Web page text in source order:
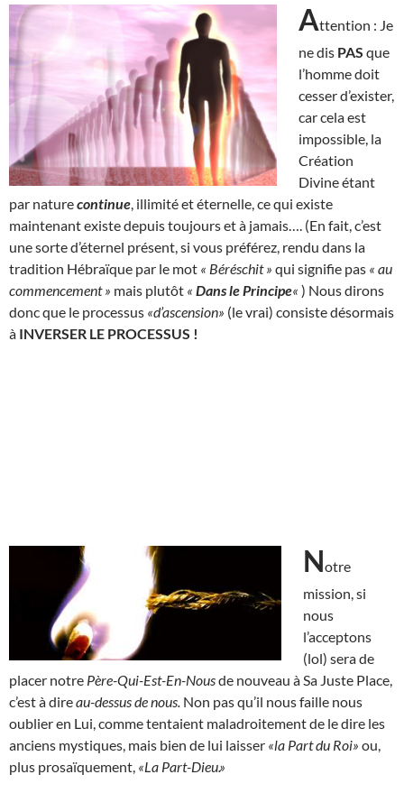
Attention : Je
ne dis PAS que
l’homme doit
cesser d’exister,
car cela est
impossible, la
Création
Divine étant
par naturecontinue , illimité et éternelle, ce qui existe
maintenant existe depuis toujours et à jamais…. (En fait, c’est
une sorte d’éternel présent, si vous préférez, rendu dans la
tradition Hébraïque par le mot « Béréschit » qui signifie pas « au
commencement » mais plutôt « Dans le Principe« ) Nous dirons
donc que le processus «d’ascension» (le vrai) consiste désormais
à INVERSER LE PROCESSUS !
Notre
mission, si
nous
l’acceptons
(lol) sera de
placer notre Père-Qui-Est-En-Nousde nouveau à Sa Juste Place,
c’est à direau-dessus de nous. Non pas qu’il nous faille nous
oublier en Lui, comme tentaient maladroitement de le dire les
anciens mystiques, mais bien de lui laisser «la Part du Roi» ou,
plus prosaïquement, «La Part-Dieu.»